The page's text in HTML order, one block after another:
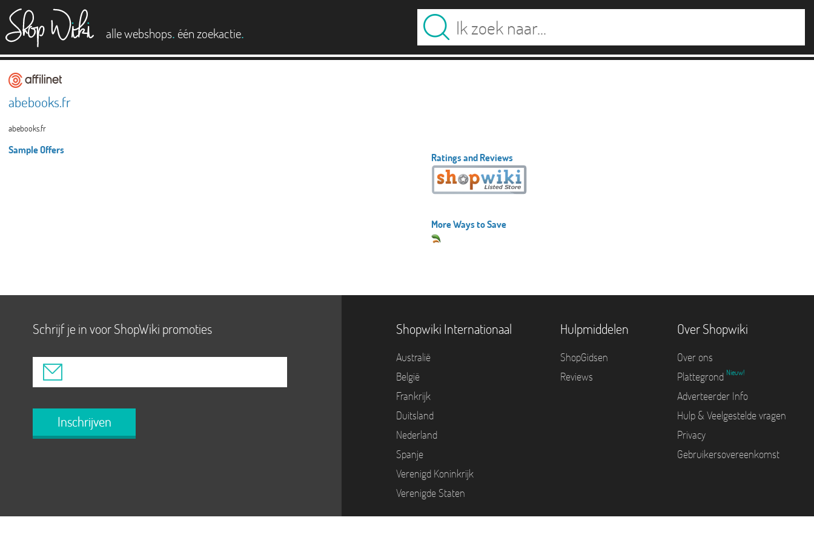
alle webshops. één zoekactie.
abebooks.fr
abebooks.fr
Sample Offers
Ratings and Reviews
More Ways to Save
Schrijf je in voor ShopWiki promoties
Inschrijven
Shopwiki Internationaal
Australië
België
Frankrijk
Duitsland
Nederland
Spanje
Verenigd Koninkrijk
Verenigde Staten
Hulpmiddelen
ShopGidsen
Reviews
Over Shopwiki
Over ons
Plattegrond Nieuw!
Adverteerder Info
Hulp & Veelgestelde vragen
Privacy
Gebruikersovereenkomst